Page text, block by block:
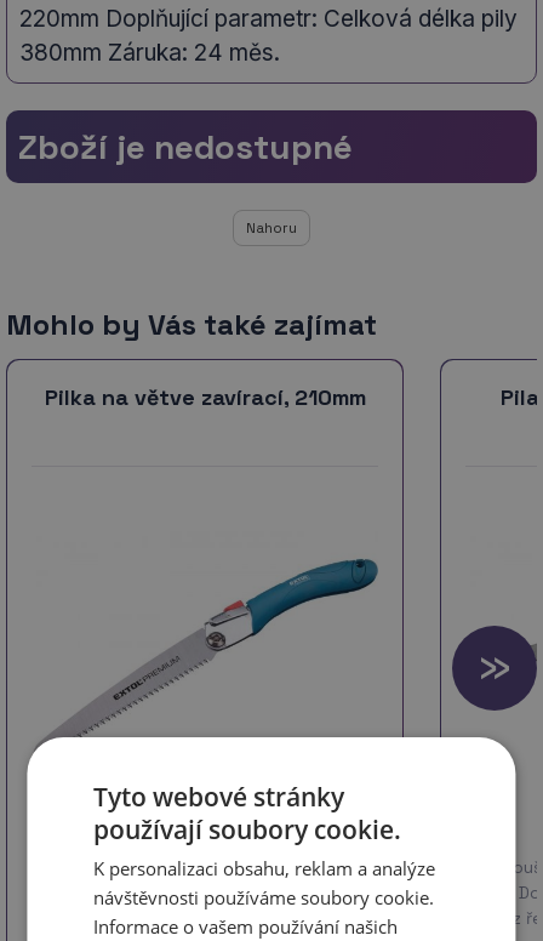
220mm Doplňující parametr: Celková délka pily
380mm Záruka: 24 měs.
Zboží je nedostupné
Nahoru
Mohlo by Vás také zajímat
Pilka na větve zavírací, 210mm
kód * 8812250
Trojbroušené indukčně kalené zuby 9 zubů
na 25mm Složení pily do zavřené polohy
pro bezpečnou manipulaci a skladování
25mm
vyjet z
Tyto webové stránky
používají soubory cookie.
K personalizaci obsahu, reklam a analýze
návštěvnosti používáme soubory cookie.
Informace o vašem používání našich